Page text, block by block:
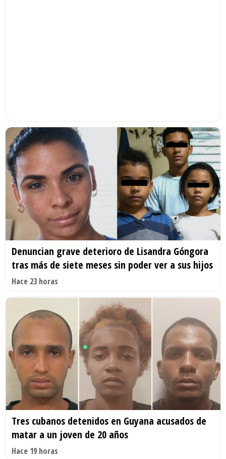
Denuncian grave deterioro de Lisandra Góngora
tras más de siete meses sin poder ver a sus hijos
Hace 23 horas
Tres cubanos detenidos en Guyana acusados de
matar a un joven de 20 años
Hace 19 horas